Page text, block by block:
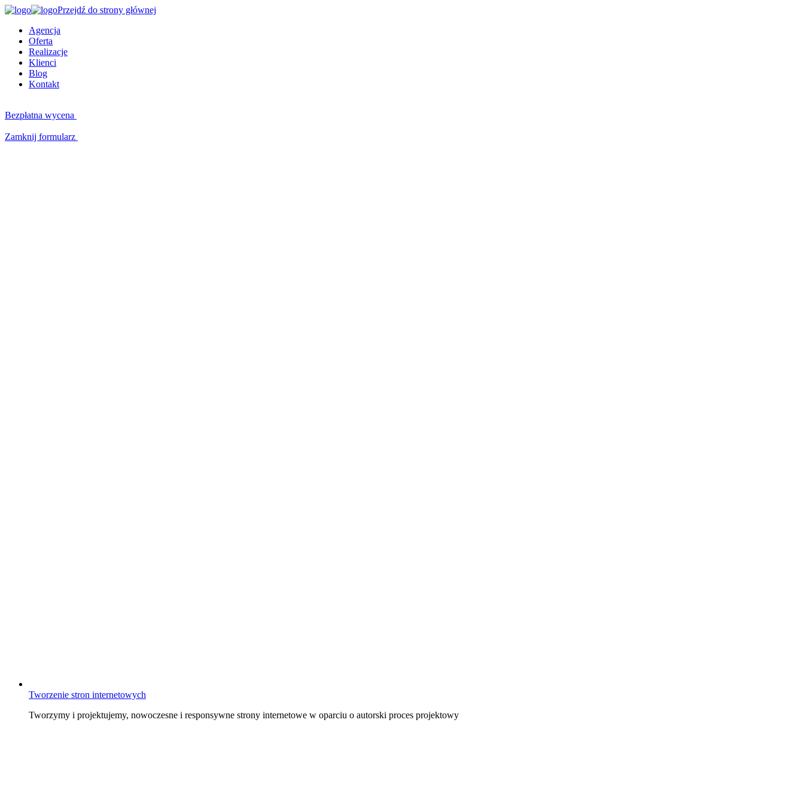
Przejdź do strony głównej
Agencja
Oferta
Realizacje
Klienci
Blog
Kontakt
Bezpłatna wycena
Zamknij formularz
Tworzenie stron internetowych
Tworzymy i projektujemy, nowoczesne i responsywne strony internetowe w oparciu o autorski proces projektowy